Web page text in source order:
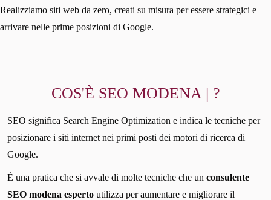
Realizziamo siti web da zero, creati su misura per essere strategici e
arrivare nelle prime posizioni di Google.
COS'È SEO MODENA | ?
SEO significa Search Engine Optimization e indica le tecniche per
posizionare i siti internet nei primi posti dei motori di ricerca di
Google.
È una pratica che si avvale di molte tecniche che un consulente
SEO modena esperto utilizza per aumentare e migliorare il